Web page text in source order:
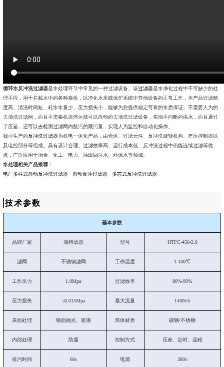
循环水反冲洗过滤器是水处理环节中常见的一种过滤设备。该过滤器是水净化过程中不可缺少的处
理手段，用于拦截水中的各种杂质，以净化水质或保护系统中其他设备的正常工作，本产品过滤精
度高、清洗时间短、耗水水量少、压力损失小，能够为您提供稳定可靠的水质保证。 不需要人为的
去清洗过滤网，而且不需要机器停运就可以自动的去清洗过滤设备，实现不间断的供水，而且通过
了压差，还可以去检测过滤网内脏污的藏污量，实现人为监控和自动化操作。
我司生产的反冲洗过滤器为机电一体化产品，由壳体、过滤元件、反冲洗旋转机构、差压控制器以
及电控部分等组成。具有设计合理、过滤效率高、运行成本低、反冲洗过程中仍能连续过滤等优
点，广泛应用于冶金、化工、电力、油田回注水、环保水等领域。
水处理相关产品推荐：
电厂多柱式自动反冲洗过滤器
自动反冲过滤器 多芯式反冲洗过滤器
技术参数
基本参数
品牌厂家 海特滤器 型号 HTFC-450-2.0
滤网 不锈钢滤网 工作温度 1-100℃
工作压力 1.0Mpa 过滤效率 80%-99%
压力损失 ≤0.015Mpa 最大流量 1400t/h
表面处理 镜面抛光、喷漆 筒体材质 碳钢/不锈钢
内部处理 防腐 控制方式 压差、定时、远程
排污时间 60s 电源 380v